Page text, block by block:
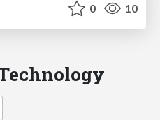
0 10